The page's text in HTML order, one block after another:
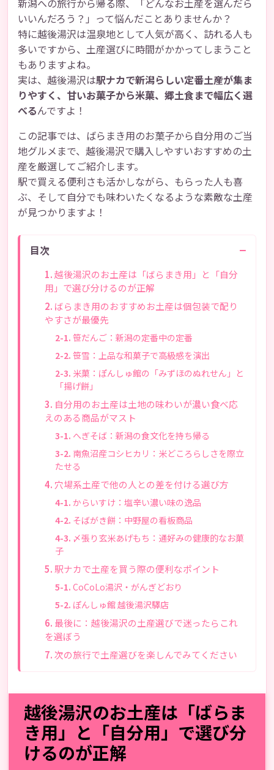
いいんだろう？」って悩んだことありませんか？
特に越後湯沢は温泉地として人気が高く、訪れる人も
多いですから、土産選びに時間がかかってしまうこと
もありますよね。
実は、越後湯沢は駅ナカで新潟らしい定番土産が集ま
りやすく、甘いお菓子から米菓、郷土食まで幅広く選
べるんですよ！
この記事では、ばらまき用のお菓子から自分用のご当
地グルメまで、越後湯沢で購入しやすいおすすめの土
産を厳選してご紹介します。
駅で買える便利さも活かしながら、もらった人も喜
ぶ、そして自分でも味わいたくなるような素敵な土産
が見つかりますよ！
目次 −
越後湯沢のお土産は「ばらまき用」と「自分
用」で選び分けるのが正解
ばらまき用のおすすめお土産は個包装で配り
やすさが最優先
笹だんご：新潟の定番中の定番
笹雪：上品な和菓子で高級感を演出
米菓：ぽんしゅ館の「みずほのぬれせん」と
「揚げ餅」
自分用のお土産は土地の味わいが濃い食べ応
えのある商品がマスト
へぎそば：新潟の食文化を持ち帰る
南魚沼産コシヒカリ：米どころらしさを際立
たせる
穴場系土産で他の人との差を付ける選び方
からいすけ：塩辛い濃い味の逸品
そばがき餅：中野屋の看板商品
〆張り玄米あげもち：通好みの健康的なお菓
子
駅ナカで土産を買う際の便利なポイント
CoCoLo湯沢・がんぎどおり
ぽんしゅ館 越後湯沢驛店
最後に：越後湯沢の土産選びで迷ったらこれ
を選ぼう
次の旅行で土産選びを楽しんでみてください
越後湯沢のお土産は「ばらま
き用」と「自分用」で選び分
けるのが正解